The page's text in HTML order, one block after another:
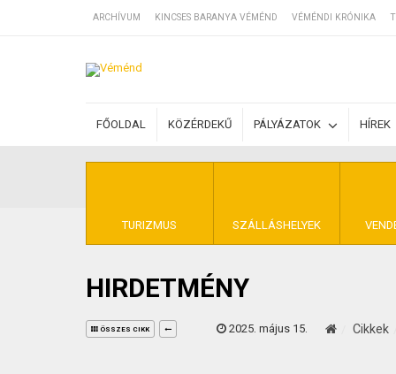
ARCHÍVUM KINCSES BARANYA VÉMÉND VÉMÉNDI KRÓNIKA
FŐOLDAL KÖZÉRDEKŰ PÁLYÁZATOK HÍREK
TURIZMUS SZÁLLÁSHELYEK
SZÁLLÁSOK
BEJEGYZÉSEK
ÁLTALÁNOS
KINCSES
HIRDETMÉNY
ÖSSZES CIKK 2025. május 15. Cikkek